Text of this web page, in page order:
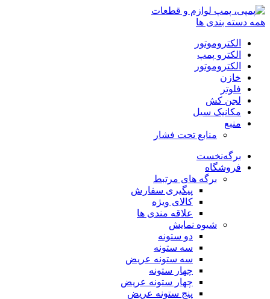
همه دسته بندی ها
الکتروموتور
الکترو پمپ
الکتروموتور
خازن
فلوتر
لجن کش
مکانیک سیل
منبع
منابع تحت فشار
برگه‌نخست
فروشگاه
برگه های مرتبط
پیگیری سفارش
کالای ویژه
علاقه مندی ها
شیوه نمایش
دو ستونه
سه ستونه
سه ستونه عریض
چهار ستونه
چهار ستونه عریض
پنج ستونه عریض